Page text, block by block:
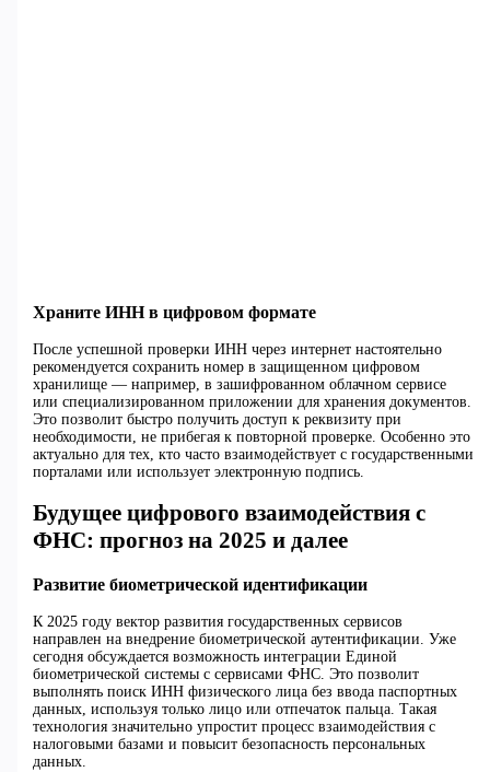
Храните ИНН в цифровом формате
После успешной проверки ИНН через интернет настоятельно
рекомендуется сохранить номер в защищенном цифровом
хранилище — например, в зашифрованном облачном сервисе
или специализированном приложении для хранения документов.
Это позволит быстро получить доступ к реквизиту при
необходимости, не прибегая к повторной проверке. Особенно это
актуально для тех, кто часто взаимодействует с государственными
порталами или использует электронную подпись.
Будущее цифрового взаимодействия с
ФНС: прогноз на 2025 и далее
Развитие биометрической идентификации
К 2025 году вектор развития государственных сервисов
направлен на внедрение биометрической аутентификации. Уже
сегодня обсуждается возможность интеграции Единой
биометрической системы с сервисами ФНС. Это позволит
выполнять поиск ИНН физического лица без ввода паспортных
данных, используя только лицо или отпечаток пальца. Такая
технология значительно упростит процесс взаимодействия с
налоговыми базами и повысит безопасность персональных
данных.